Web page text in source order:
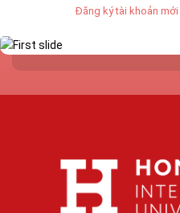
Đăng ký tài khoản mới